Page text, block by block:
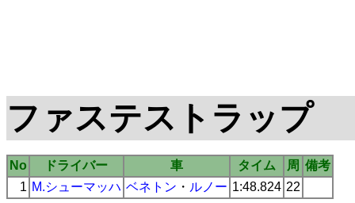
ファステストラップ
No ドライバー 車 タイム 周 備考
1 M.シューマッハ ベネトン ・ ルノー 1:48.824 22